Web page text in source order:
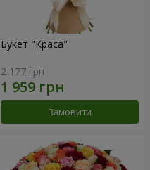
Букет "Краса"
2 177 грн
Замовити